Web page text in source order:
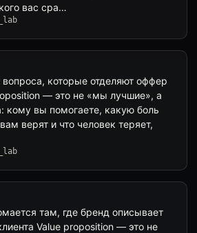
вас сра…
которые отделяют оффер
— это не «мы лучшие», а
кому вы помогаете, какую боль
верят и что человек теряет,
там, где бренд описывает
Value proposition — это не